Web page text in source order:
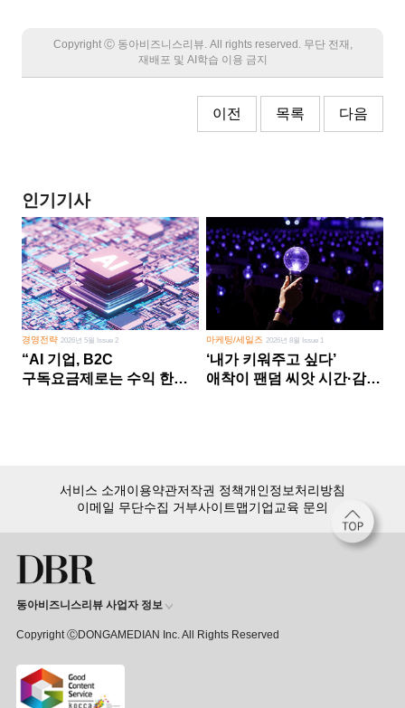
Copyright Ⓒ 동아비즈니스리뷰. All rights reserved. 무단 전재,
재배포 및 AI학습 이용 금지
이전 목록 다음
인기기사
경영전략 2026년 5월 Issue 2
“AI 기업, B2C
구독요금제로는 수익 한계
마케팅/세일즈 2026년 8월 Issue 1
‘내가 키워주고 싶다’
애착이 팬덤 씨앗 시간·감정
15,000여 건의 DBR 콘텐츠를
서비스 소개이용약관저작권 정책개인정보처리방침
이메일 무단수집 거부사이트맵기업교육 문의
동아비즈니스리뷰 사업자 정보
Copyright ⒸDONGAMEDIAN Inc. All Rights Reserved